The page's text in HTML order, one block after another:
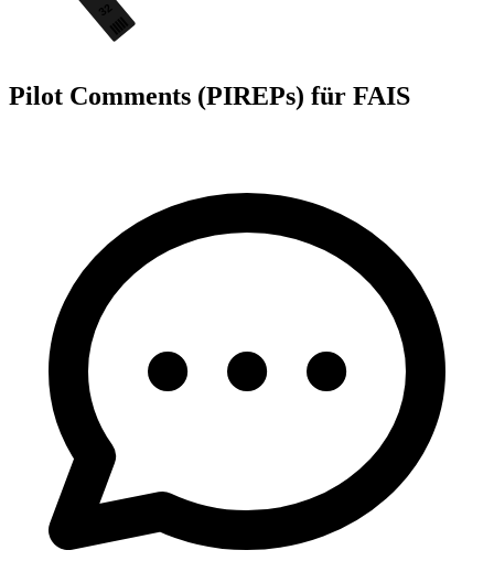
32
Pilot Comments (PIREPs) für FAIS